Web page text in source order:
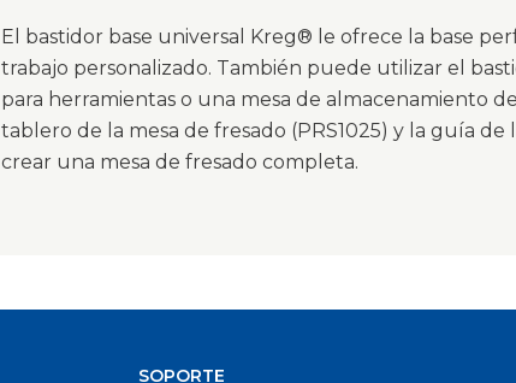
El bastidor base universal Kreg® le ofrece la base
trabajo personalizado. También puede utilizar el
para herramientas o una mesa de almacenamiento
tablero de la mesa de fresado (PRS1025) y la guía de
crear una mesa de fresado completa.
SOPORTE